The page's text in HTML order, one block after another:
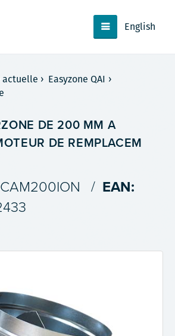
English
actuelle › Easyzone QAI ›
DE 200 MM A
DE REMPLACEM
/ EAN: